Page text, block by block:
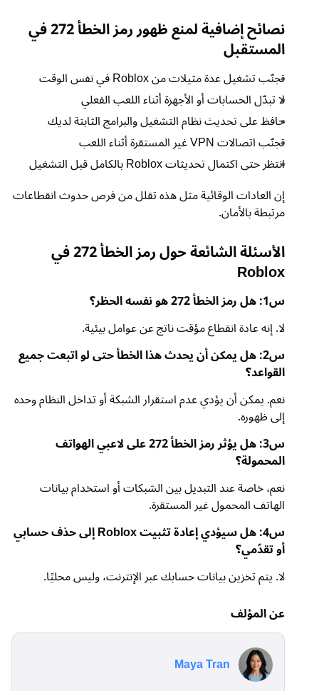
نصائح إضافية لمنع ظهور رمز الخطأ 272 في
المستقبل
تجنّب تشغيل عدة مثيلات من Roblox في نفس الوقت
لا تبدّل الحسابات أو الأجهزة أثناء اللعب الفعلي
حافظ على تحديث نظام التشغيل والبرامج الثابتة لديك
تجنّب اتصالات VPN غير المستقرة أثناء اللعب
انتظر حتى اكتمال تحديثات Roblox بالكامل قبل التشغيل
إن العادات الوقائية مثل هذه تقلل من فرص حدوث انقطاعات
مرتبطة بالأمان.
الأسئلة الشائعة حول رمز الخطأ 272 في
Roblox
س1: هل رمز الخطأ 272 هو نفسه الحظر؟
لا. إنه عادة انقطاع مؤقت ناتج عن عوامل بيئية.
س2: هل يمكن أن يحدث هذا الخطأ حتى لو اتبعت جميع
القواعد؟
نعم. يمكن أن يؤدي عدم استقرار الشبكة أو تداخل النظام وحده
إلى ظهوره.
س3: هل يؤثر رمز الخطأ 272 على لاعبي الهواتف
المحمولة؟
نعم، خاصة عند التبديل بين الشبكات أو استخدام بيانات
الهاتف المحمول غير المستقرة.
س4: هل سيؤدي إعادة تثبيت Roblox إلى حذف حسابي
أو تقدّمي؟
لا. يتم تخزين بيانات حسابك عبر الإنترنت، وليس محليًا.
عن المؤلف
Maya Tran